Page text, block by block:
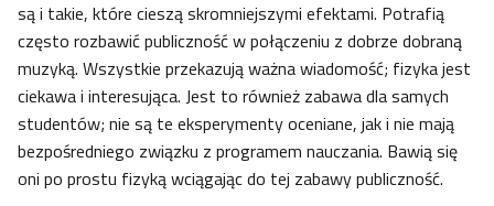
są i takie, które cieszą skromniejszymi efektami. Potrafią
często rozbawić publiczność w połączeniu z dobrze dobraną
muzyką. Wszystkie przekazują ważna wiadomość; fizyka jest
ciekawa i interesująca. Jest to również zabawa dla samych
studentów; nie są te eksperymenty oceniane, jak i nie mają
bezpośredniego związku z programem nauczania. Bawią się
oni po prostu fizyką wciągając do tej zabawy publiczność.